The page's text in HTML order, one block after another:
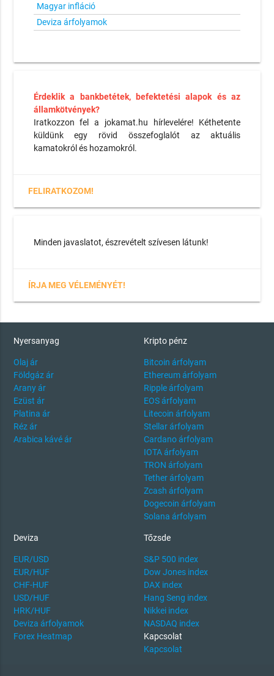
Magyar infláció
Deviza árfolyamok
Érdeklik a bankbetétek, befektetési alapok és az
államkötvények?
Iratkozzon fel a jokamat.hu hírlevelére! Kéthetente
küldünk egy rövid összefoglalót az aktuális
kamatokról és hozamokról.
FELIRATKOZOM!
Minden javaslatot, észrevételt szívesen látunk!
ÍRJA MEG VÉLEMÉNYÉT!
Nyersanyag
Olaj ár
Földgáz ár
Arany ár
Ezüst ár
Platina ár
Réz ár
Arabica kávé ár
Kripto pénz
Bitcoin árfolyam
Ethereum árfolyam
Ripple árfolyam
EOS árfolyam
Litecoin árfolyam
Stellar árfolyam
Cardano árfolyam
IOTA árfolyam
TRON árfolyam
Tether árfolyam
Zcash árfolyam
Dogecoin árfolyam
Solana árfolyam
Deviza
EUR/USD
EUR/HUF
CHF-HUF
USD/HUF
HRK/HUF
Deviza árfolyamok
Forex Heatmap
Tőzsde
S&P 500 index
Dow Jones index
DAX index
Hang Seng index
Nikkei index
NASDAQ index
Kapcsolat
Kapcsolat